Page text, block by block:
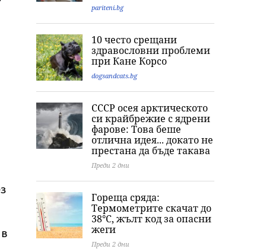
„Обичам извивките
си“: Годеницата на
Кристиано
Роналдо отвърна
на критиките към
тялото ѝ
Ким Кардашиян
разпали мрежата:
с „гаджето от
Формула 1“ Люис
Хамилтън
Джак“:
холивудската
pariteni.bg
10 често срещани
здравословни проблеми
при Кане Корсо
dogsandcats.bg
СССР осея арктическото
си крайбрежие с ядрени
фарове: Това беше
отлична идея... докато не
престана да бъде такава
Преди 2 дни
Гореща сряда:
Термометрите скачат до
38°C, жълт код за опасни
жеги
Преди 2 дни